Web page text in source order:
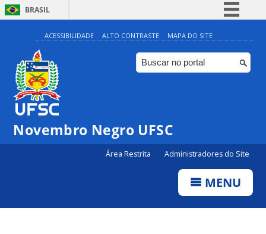
BRASIL
Simplifique!
Comunica BR
Participe
ACESSIBILIDADE ALTO CONTRASTE MAPA DO SITE
Novembro Negro UFSC
Área Restrita Administradores do Site
MENU